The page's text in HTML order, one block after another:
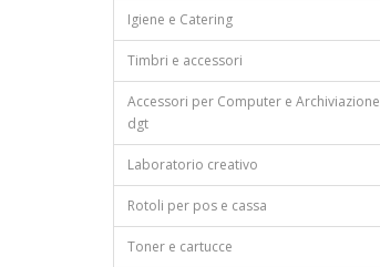
Igiene e Catering
Timbri e accessori
Accessori per Computer e Archiviazione
dgt
Laboratorio creativo
Rotoli per pos e cassa
Toner e cartucce